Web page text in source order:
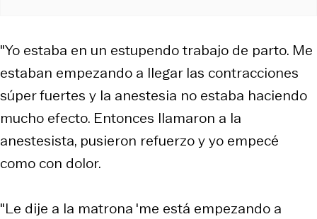
"Yo estaba en un estupendo trabajo de parto. Me
estaban empezando a llegar las contracciones
súper fuertes y la anestesia no estaba haciendo
mucho efecto. Entonces llamaron a la
anestesista, pusieron refuerzo y yo empecé
como con dolor.
"Le dije a la matrona 'me está empezando a